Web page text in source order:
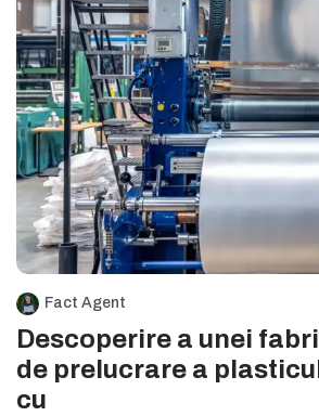
Fact Agent
Descoperire a unei
de prelucrare a
cu